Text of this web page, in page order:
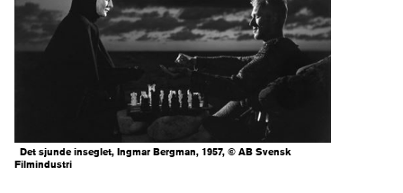
Det sjunde inseglet, Ingmar Bergman, 1957, © AB Svensk
Filmindustri